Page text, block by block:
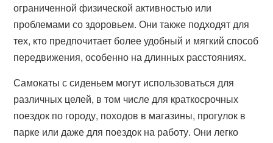
ограниченной физической активностью или
проблемами со здоровьем. Они также подходят для
тех, кто предпочитает более удобный и мягкий способ
передвижения, особенно на длинных расстояниях.
Самокаты с сиденьем могут использоваться для
различных целей, в том числе для краткосрочных
поездок по городу, походов в магазины, прогулок в
парке или даже для поездок на работу. Они легко